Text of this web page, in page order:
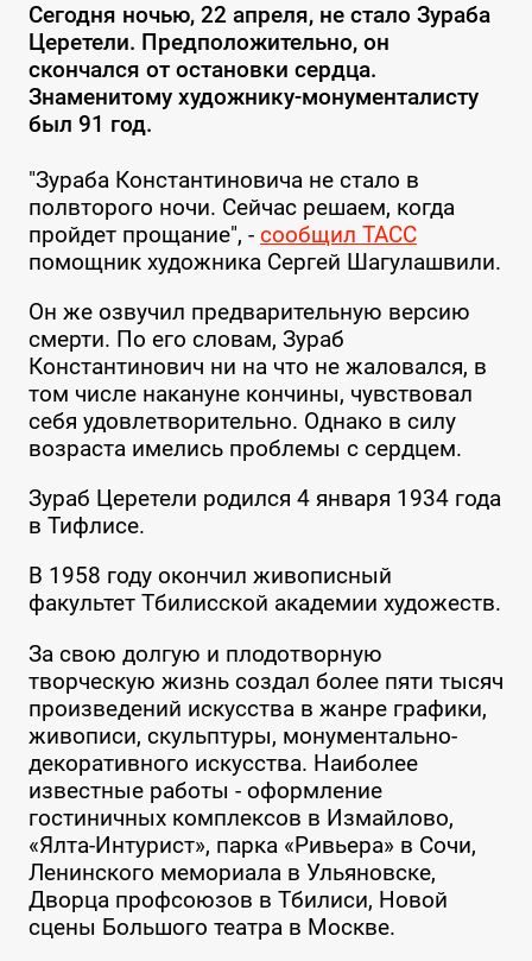
Сегодня ночью, 22 апреля, не стало Зураба
Церетели. Предположительно, он
скончался от остановки сердца.
Знаменитому художнику-монументалисту
был 91 год.
"Зураба Константиновича не стало в
полвторого ночи. Сейчас решаем, когда
пройдет прощание", - сообщил ТАСС
помощник художника Сергей Шагулашвили.
Он же озвучил предварительную версию
смерти. По его словам, Зураб
Константинович ни на что не жаловался, в
том числе накануне кончины, чувствовал
себя удовлетворительно. Однако в силу
возраста имелись проблемы с сердцем.
Зураб Церетели родился 4 января 1934 года
в Тифлисе.
В 1958 году окончил живописный
факультет Тбилисской академии художеств.
За свою долгую и плодотворную
творческую жизнь создал более пяти тысяч
произведений искусства в жанре графики,
живописи, скульптуры, монументально-
декоративного искусства. Наиболее
известные работы - оформление
гостиничных комплексов в Измайлово,
«Ялта-Интурист», парка «Ривьера» в Сочи,
Ленинского мемориала в Ульяновске,
Дворца профсоюзов в Тбилиси, Новой
сцены Большого театра в Москве.